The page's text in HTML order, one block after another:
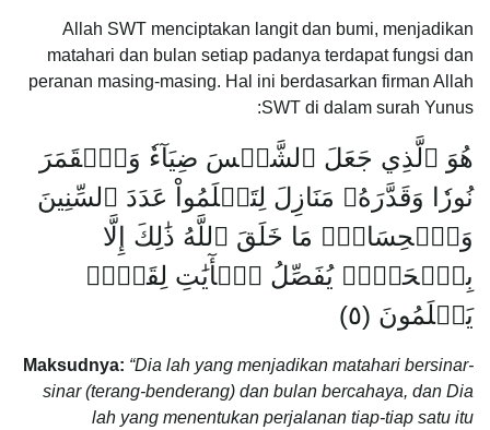
Allah SWT menciptakan langit dan bumi, menjadikan
matahari dan bulan setiap padanya terdapat fungsi dan
peranan masing-masing. Hal ini berdasarkan firman Allah
SWT di dalam surah Yunus:
هُوَ ٱلَّذِي جَعَلَ ٱلشَّمۡسَ ضِيَآءٗ وَٱلۡقَمَرَ
نُورٗا وَقَدَّرَهُۥ مَنَازِلَ لِتَعۡلَمُواْ عَدَدَ ٱلسِّنِينَ
وَٱلۡحِسَابَۚ مَا خَلَقَ ٱللَّهُ ذَٰلِكَ إِلَّا
بِٱلۡحَقِّۚ يُفَصِّلُ ٱلۡأٓيَٰتِ لِقَوۡمٖ
يَعۡلَمُونَ (٥)
Maksudnya: “Dia lah yang menjadikan matahari bersinar-
sinar (terang-benderang) dan bulan bercahaya, dan Dia
lah yang menentukan perjalanan tiap-tiap satu itu